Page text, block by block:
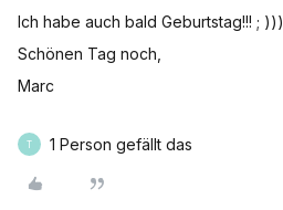
Ich habe auch bald Geburtstag!!! ; )))
Schönen Tag noch,
Marc
T 1 Person gefällt das